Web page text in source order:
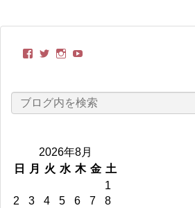
kimonobito
プ
ロ
ル
を
Facebook
表
itoyasuko
プ
ロ
ル
を
Twitter
表
kimonobito68
プ
ロ
ル
を
Instagram
表
の
プ
ー
ル
を
YouTube
で
2026年8月
日
月 火 水 木 金 土
1
2
3 4 5 6 7
8